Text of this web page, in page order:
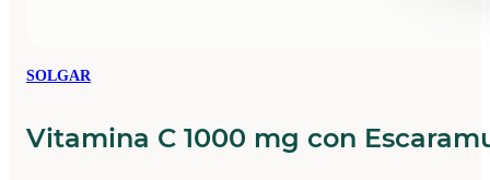
SOLGAR
Vitamina C 1000 mg con